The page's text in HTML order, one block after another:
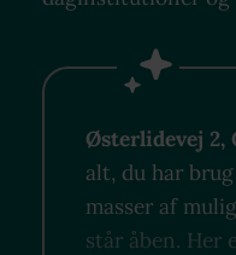
Østerlidevej 2,
alt, du har
masser af
står åben. Her